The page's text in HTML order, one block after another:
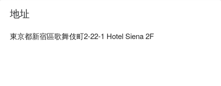
地址
東京都新宿區歌舞伎町2-22-1 Hotel Siena 2F